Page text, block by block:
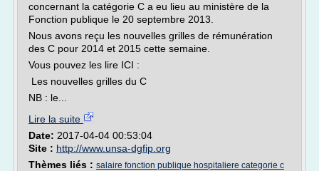
concernant la catégorie C a eu lieu au ministère de la
Fonction publique le 20 septembre 2013.
Nous avons reçu les nouvelles grilles de rémunération
des C pour 2014 et 2015 cette semaine.
Vous pouvez les lire ICI :
Les nouvelles grilles du C
NB : le...
Lire la suite
Date: 2017-04-04 00:53:04
Site : http://www.unsa-dgfip.org
Thèmes liés : salaire fonction publique hospitaliere categorie c